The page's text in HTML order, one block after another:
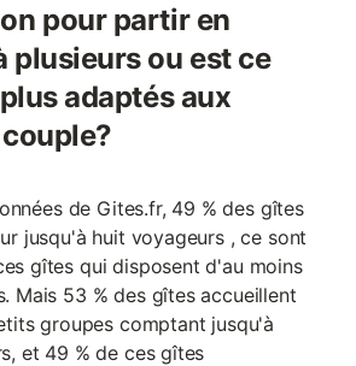
pour partir en
plusieurs ou est ce
adaptés aux
de Gites.fr, 49 % des gîtes
jusqu'à huit voyageurs , ce sont
gîtes qui disposent d'au moins
Mais 53 % des gîtes accueillent
groupes comptant jusqu'à
et 49 % de ces gîtes